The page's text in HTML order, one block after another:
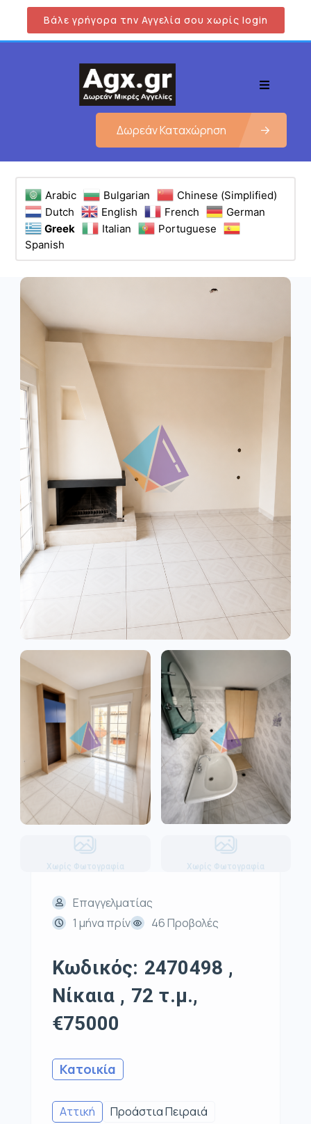
Βάλε γρήγορα την Αγγελία σου χωρίς login
Δωρεάν Καταχώρηση
Arabic Bulgarian
Chinese (Simplified)
Dutch
English French
German
Greek
Italian
Portuguese
Spanish
Χωρίς Φωτογραφία Χωρίς Φωτογραφία
Επαγγελματίας
1 μήνα πρίν
46 Προβολές
Κωδικός: 2470498 ,
Νίκαια , 72 τ.μ.,
€75000
Κατοικία
Αττική
Προάστια Πειραιά